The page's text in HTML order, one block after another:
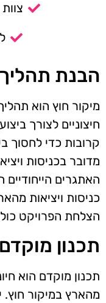
הבנת
מיקור חוץ הוא
חיצוניים לצורך
קרובות כדי לחסוך
מדובר בכניסות
האתגרים הייחודיים
כניסות ויציאות
הצלחת הפרויקט
תכנון
תכנון מוקדם הוא
מהארץ במיקור